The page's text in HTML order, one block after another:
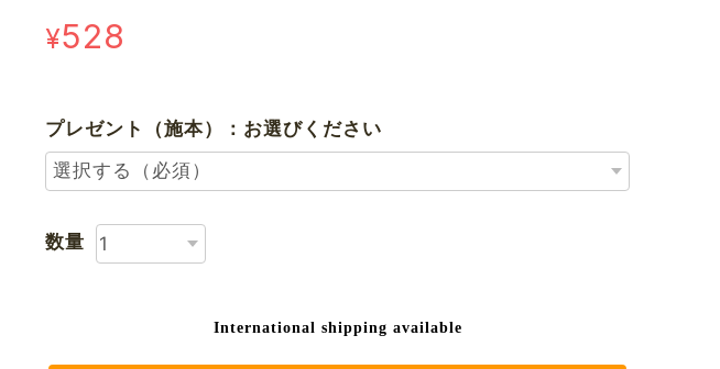
¥528
プレゼント（施本）：お選びください
数量
International shipping available